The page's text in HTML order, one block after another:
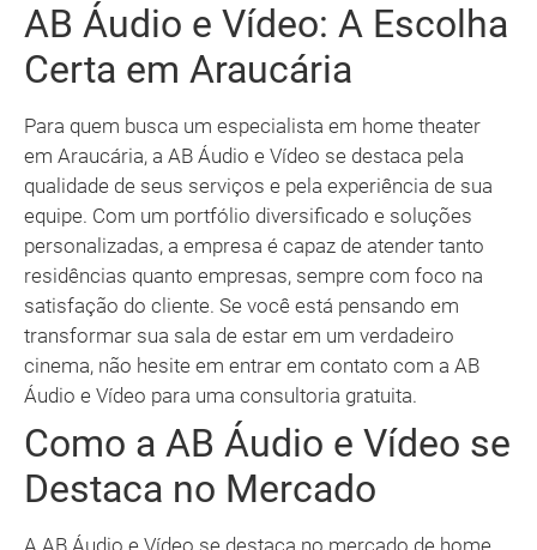
AB Áudio e Vídeo: A Escolha
Certa em Araucária
Para quem busca um especialista em home theater
em Araucária, a AB Áudio e Vídeo se destaca pela
qualidade de seus serviços e pela experiência de sua
equipe. Com um portfólio diversificado e soluções
personalizadas, a empresa é capaz de atender tanto
residências quanto empresas, sempre com foco na
satisfação do cliente. Se você está pensando em
transformar sua sala de estar em um verdadeiro
cinema, não hesite em entrar em contato com a AB
Áudio e Vídeo para uma consultoria gratuita.
Como a AB Áudio e Vídeo se
Destaca no Mercado